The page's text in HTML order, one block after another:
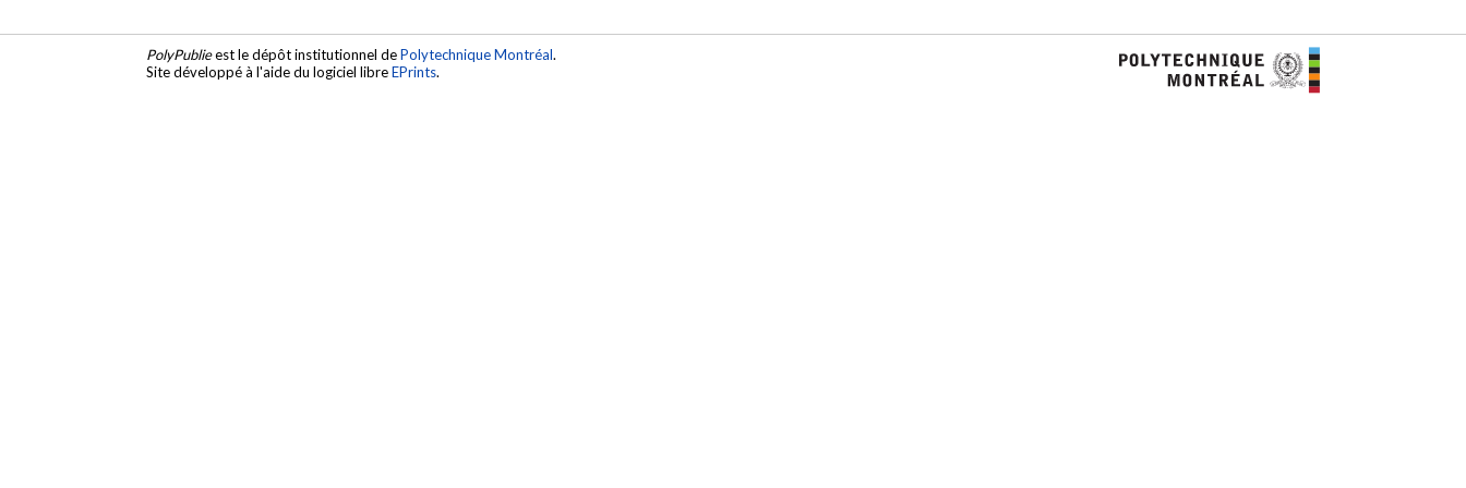
PolyPublieest le dépôt institutionnel dePolytechnique Montréal.
Site développé à l'aide du logiciel libreEPrints.